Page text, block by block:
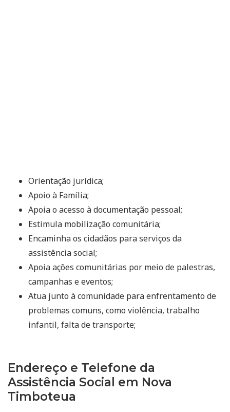
Orientação jurídica;
Apoio à Família;
Apoia o acesso à documentação pessoal;
Estimula mobilização comunitária;
Encaminha os cidadãos para serviços da
assistência social;
Apoia ações comunitárias por meio de palestras,
campanhas e eventos;
Atua junto à comunidade para enfrentamento de
problemas comuns, como violência, trabalho
infantil, falta de transporte;
Endereço e Telefone da
Assistência Social em Nova
Timboteua